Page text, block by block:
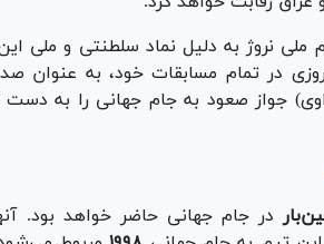
ملی نروژ به دلیل نماد سلطنتی و ملی
در تمام مسابقات خود، به عنوان
در جام جهانی حاضر خواهد بود.